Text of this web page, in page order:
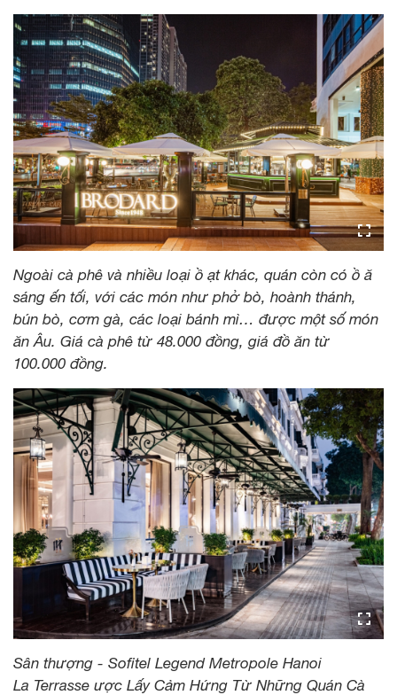
Ngoài cà phê và nhiều loại ồ ạt khác, quán còn có ồ ă
sáng ến tối, với các món như phở bò, hoành thánh,
bún bò, cơm gà, các loại bánh mì… được một số món
ăn Âu. Giá cà phê từ 48.000 đồng, giá đồ ăn từ
100.000 đồng.
Sân thượng - Sofitel Legend Metropole Hanoi
La Terrasse ược Lấy Cảm Hứng Từ Những Quán Cà